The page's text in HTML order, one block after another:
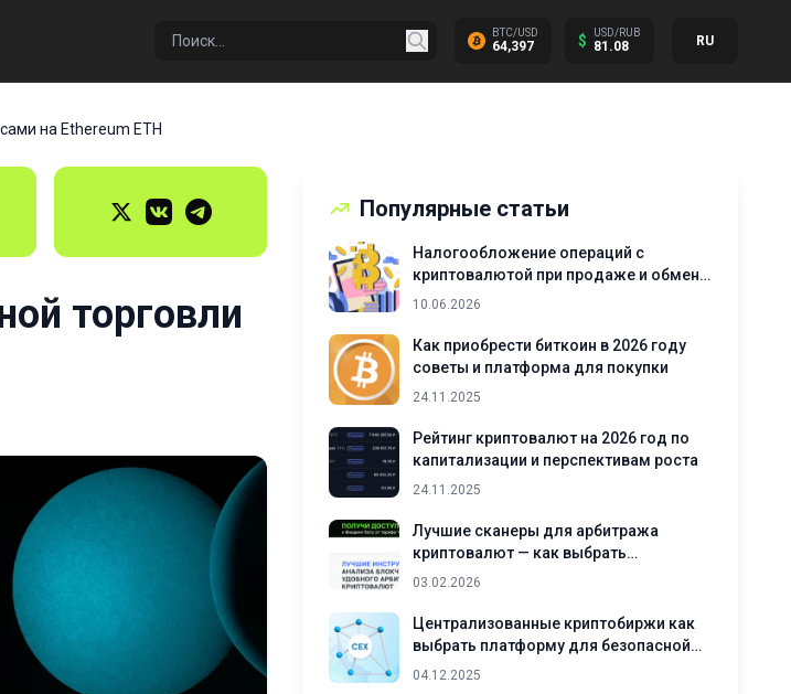
BTC/USD
64,397 $ USD/RUB
81.08 RU
на Ethereum ETH
торговли
Популярные статьи
Налогообложение операций с
криптовалютой при продаже и обмене
активов
10.06.2026
Как приобрести биткоин в 2026 году
советы и платформа для покупки
24.11.2025
Рейтинг криптовалют на 2026 год по
капитализации и перспективам роста
24.11.2025
Лучшие сканеры для арбитража
криптовалют — как выбрать
подходящий инструмент
03.02.2026
Централизованные криптобиржи как
выбрать платформу для безопасной
торговли криптовалютами
04.12.2025